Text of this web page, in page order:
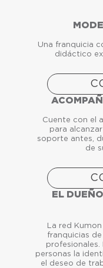
Una franquicia
didáctico
Cuente con el
para
soporte antes,
de
EL
La red
franquicias
profesionales.
personas la
el deseo de